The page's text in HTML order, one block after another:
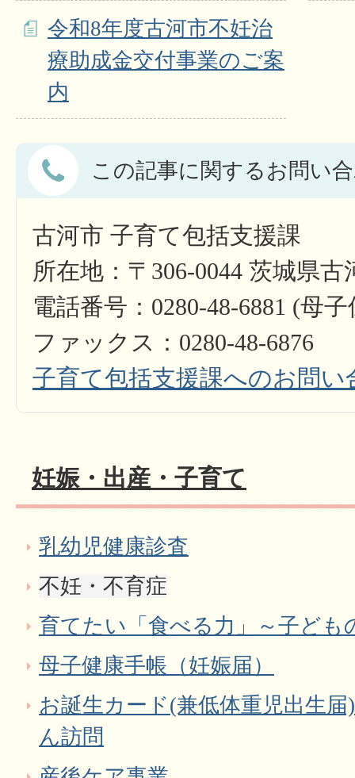
令和8年度古河市不妊治
療助成金交付事業のご案
内
この記事に関するお問い
古河市 子育て包括支援課
所在地：〒306-0044 茨城県
電話番号：0280-48-6881 (母
ファックス：0280-48-6876
子育て包括支援課へのお問い
妊娠・出産・子育て
乳幼児健康診査
不妊・不育症
育てたい「食べる力」～子ども
母子健康手帳（妊娠届）
お誕生カード(兼低体重児出生
ん訪問